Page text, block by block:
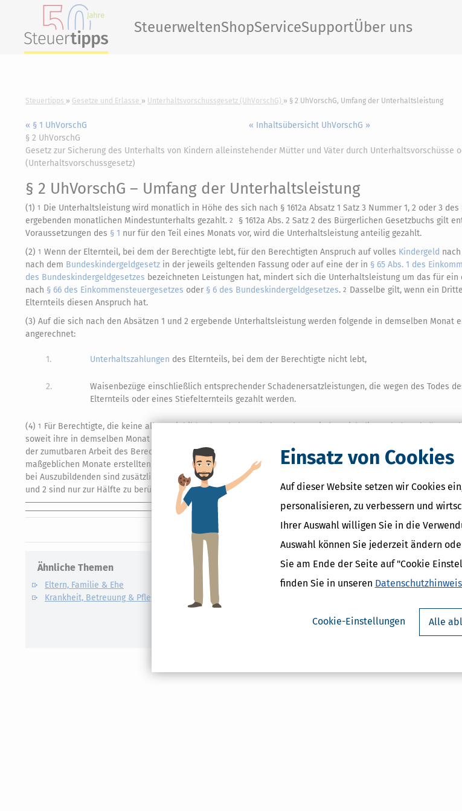
Einsatz von Cookies
Auf dieser Website setzen wir Cookies
personalisieren, zu verbessern und
Ihrer Auswahl willigen Sie in die
Auswahl können Sie jederzeit ändern
Sie am Ende der Seite auf "Cookie
finden Sie in unseren
Cookie-Einstellungen Alle
SteuerweltenShopServiceSupportÜber uns
Steuertipps Gesetze und Erlasse Unterhaltsvorschussgesetz (UhVorschG) § 2 UhVorschG, Umfang der Unterhaltsleistung
« § 1 UhVorschG « Inhaltsübersicht UhVorschG »
§ 2 UhVorschG
Gesetz zur Sicherung des Unterhalts von Kindern alleinstehender Mütter und Väter durch Unterhaltsvorschüsse
(Unterhaltsvorschussgesetz)
§ 2 UhVorschG – Umfang der Unterhaltsleistung
(1) 1 Die Unterhaltsleistung wird monatlich in Höhe des sich nach § 1612a Absatz 1 Satz 3 Nummer 1, 2 oder 3
ergebenden monatlichen Mindestunterhalts gezahlt. 2 § 1612a Abs. 2 Satz 2 des Bürgerlichen Gesetzbuchs gilt
Voraussetzungen des § 1 nur für den Teil eines Monats vor, wird die Unterhaltsleistung anteilig gezahlt.
(2) 1 Wenn der Elternteil, bei dem der Berechtigte lebt, für den Berechtigten Anspruch auf volles Kindergeld
nach dem Bundeskindergeldgesetz in der jeweils geltenden Fassung oder auf eine der in § 65 Abs. 1 des
des Bundeskindergeldgesetzes bezeichneten Leistungen hat, mindert sich die Unterhaltsleistung um das für ein
nach § 66 des Einkommensteuergesetzes oder § 6 des Bundeskindergeldgesetzes. 2 Dasselbe gilt, wenn ein
Elternteils diesen Anspruch hat.
(3) Auf die sich nach den Absätzen 1 und 2 ergebende Unterhaltsleistung werden folgende in demselben Monat
angerechnet:
1. Unterhaltszahlungen des Elternteils, bei dem der Berechtigte nicht lebt,
2.
Waisenbezüge einschließlich entsprechender Schadenersatzleistungen, die wegen des Todes
Elternteils oder eines Stiefelternteils gezahlt werden.
(4) 1
Für Berechtigte, die keine allgemeinbildende Schule mehr besuchen, mindert sich die nach den Absätzen 1
soweit ihre in demselben Monat erzielten
der zumutbaren Arbeit des Berechtigten aus nichtselbstständiger Arbeit gelten die Einnahmenin Geld
maßgeblichen Monate erstellten
- und Gehaltsbescheinigungen des Arbeitgebers abzüglich eines Zwölftels
bei Auszubildenden sind zusätzlich pauschal 100 Euro als ausbildungsbedingter Aufwand abzuziehen.
und 2 sind nur zur Hälfte zu berücksichtigen.
Ähnliche Themen
Eltern, Familie & Ehe
Krankheit, Betreuung & Pflege
Verwandte Lexikon-Begriffe